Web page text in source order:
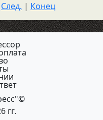
След. | Конец
гг.